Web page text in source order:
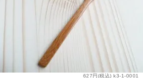
627円(税込) k3-1-0001